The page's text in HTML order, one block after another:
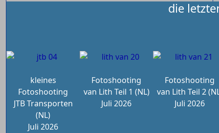
die
kleines
Fotoshooting
JTB Transporten
(NL)
Juli 2026
Fotoshooting
van Lith Teil 1 (NL)
Juli 2026
Fotoshooting
van Lith Teil 2
Juli 2026